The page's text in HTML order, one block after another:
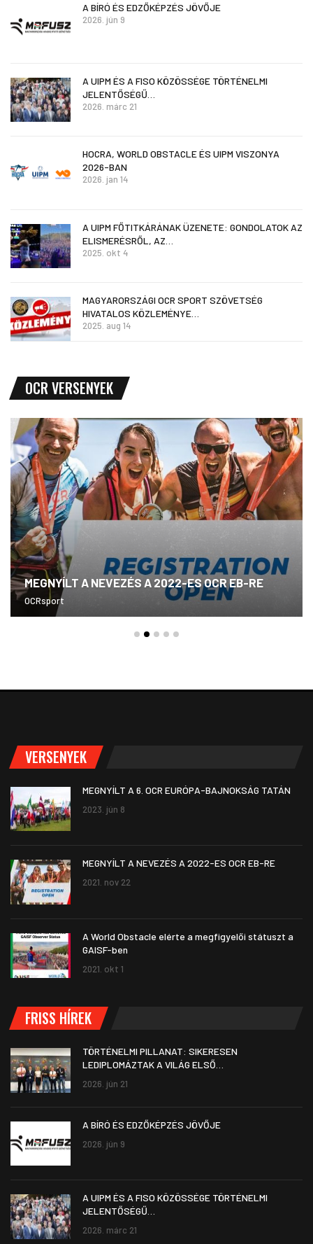
A BÍRÓ ÉS EDZŐKÉPZÉS JÖVŐJE
2026. jún 9
A UIPM ÉS A FISO KÖZÖSSÉGE TÖRTÉNELMI
JELENTŐSÉGŰ…
2026. márc 21
HOCRA, WORLD OBSTACLE ÉS UIPM VISZONYA
2026-BAN
2026. jan 14
A UIPM FŐTITKÁRÁNAK ÜZENETE: GONDOLATOK AZ
ELISMERÉSRŐL, AZ…
2025. okt 4
MAGYARORSZÁGI OCR SPORT SZÖVETSÉG
HIVATALOS KÖZLEMÉNYE…
2025. aug 14
OCR VERSENYEK
MEGNYÍLT A NEVEZÉS A 2022-ES OCR EB-RE
OCRsport
VERSENYEK
MEGNYÍLT A 6. OCR EURÓPA-BAJNOKSÁG TATÁN
2023. jún 8
MEGNYÍLT A NEVEZÉS A 2022-ES OCR EB-RE
2021. nov 22
A World Obstacle elérte a megfigyelői státuszt a
GAISF-ben
2021. okt 1
FRISS HÍREK
TÖRTÉNELMI PILLANAT: SIKERESEN
LEDIPLOMÁZTAK A VILÁG ELSŐ…
2026. jún 21
A BÍRÓ ÉS EDZŐKÉPZÉS JÖVŐJE
2026. jún 9
A UIPM ÉS A FISO KÖZÖSSÉGE TÖRTÉNELMI
JELENTŐSÉGŰ…
2026. márc 21